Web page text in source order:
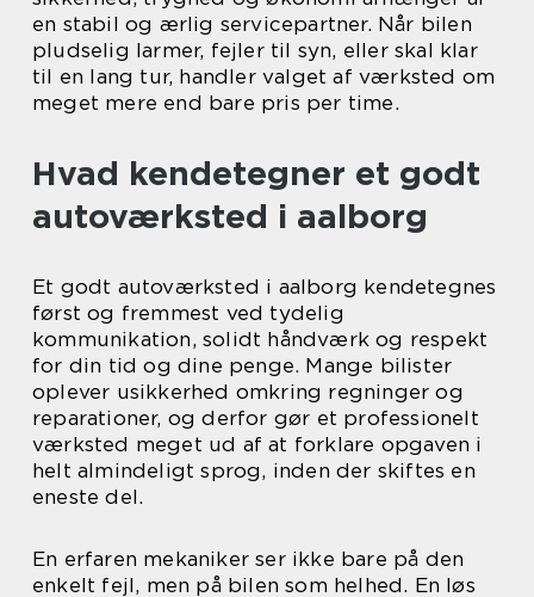
en stabil og ærlig servicepartner. Når bilen
pludselig larmer, fejler til syn, eller skal klar
til en lang tur, handler valget af værksted om
meget mere end bare pris per time.
Hvad kendetegner et godt
autoværksted i aalborg
Et godt autoværksted i aalborg kendetegnes
først og fremmest ved tydelig
kommunikation, solidt håndværk og respekt
for din tid og dine penge. Mange bilister
oplever usikkerhed omkring regninger og
reparationer, og derfor gør et professionelt
værksted meget ud af at forklare opgaven i
helt almindeligt sprog, inden der skiftes en
eneste del.
En erfaren mekaniker ser ikke bare på den
enkelt fejl, men på bilen som helhed. En løs